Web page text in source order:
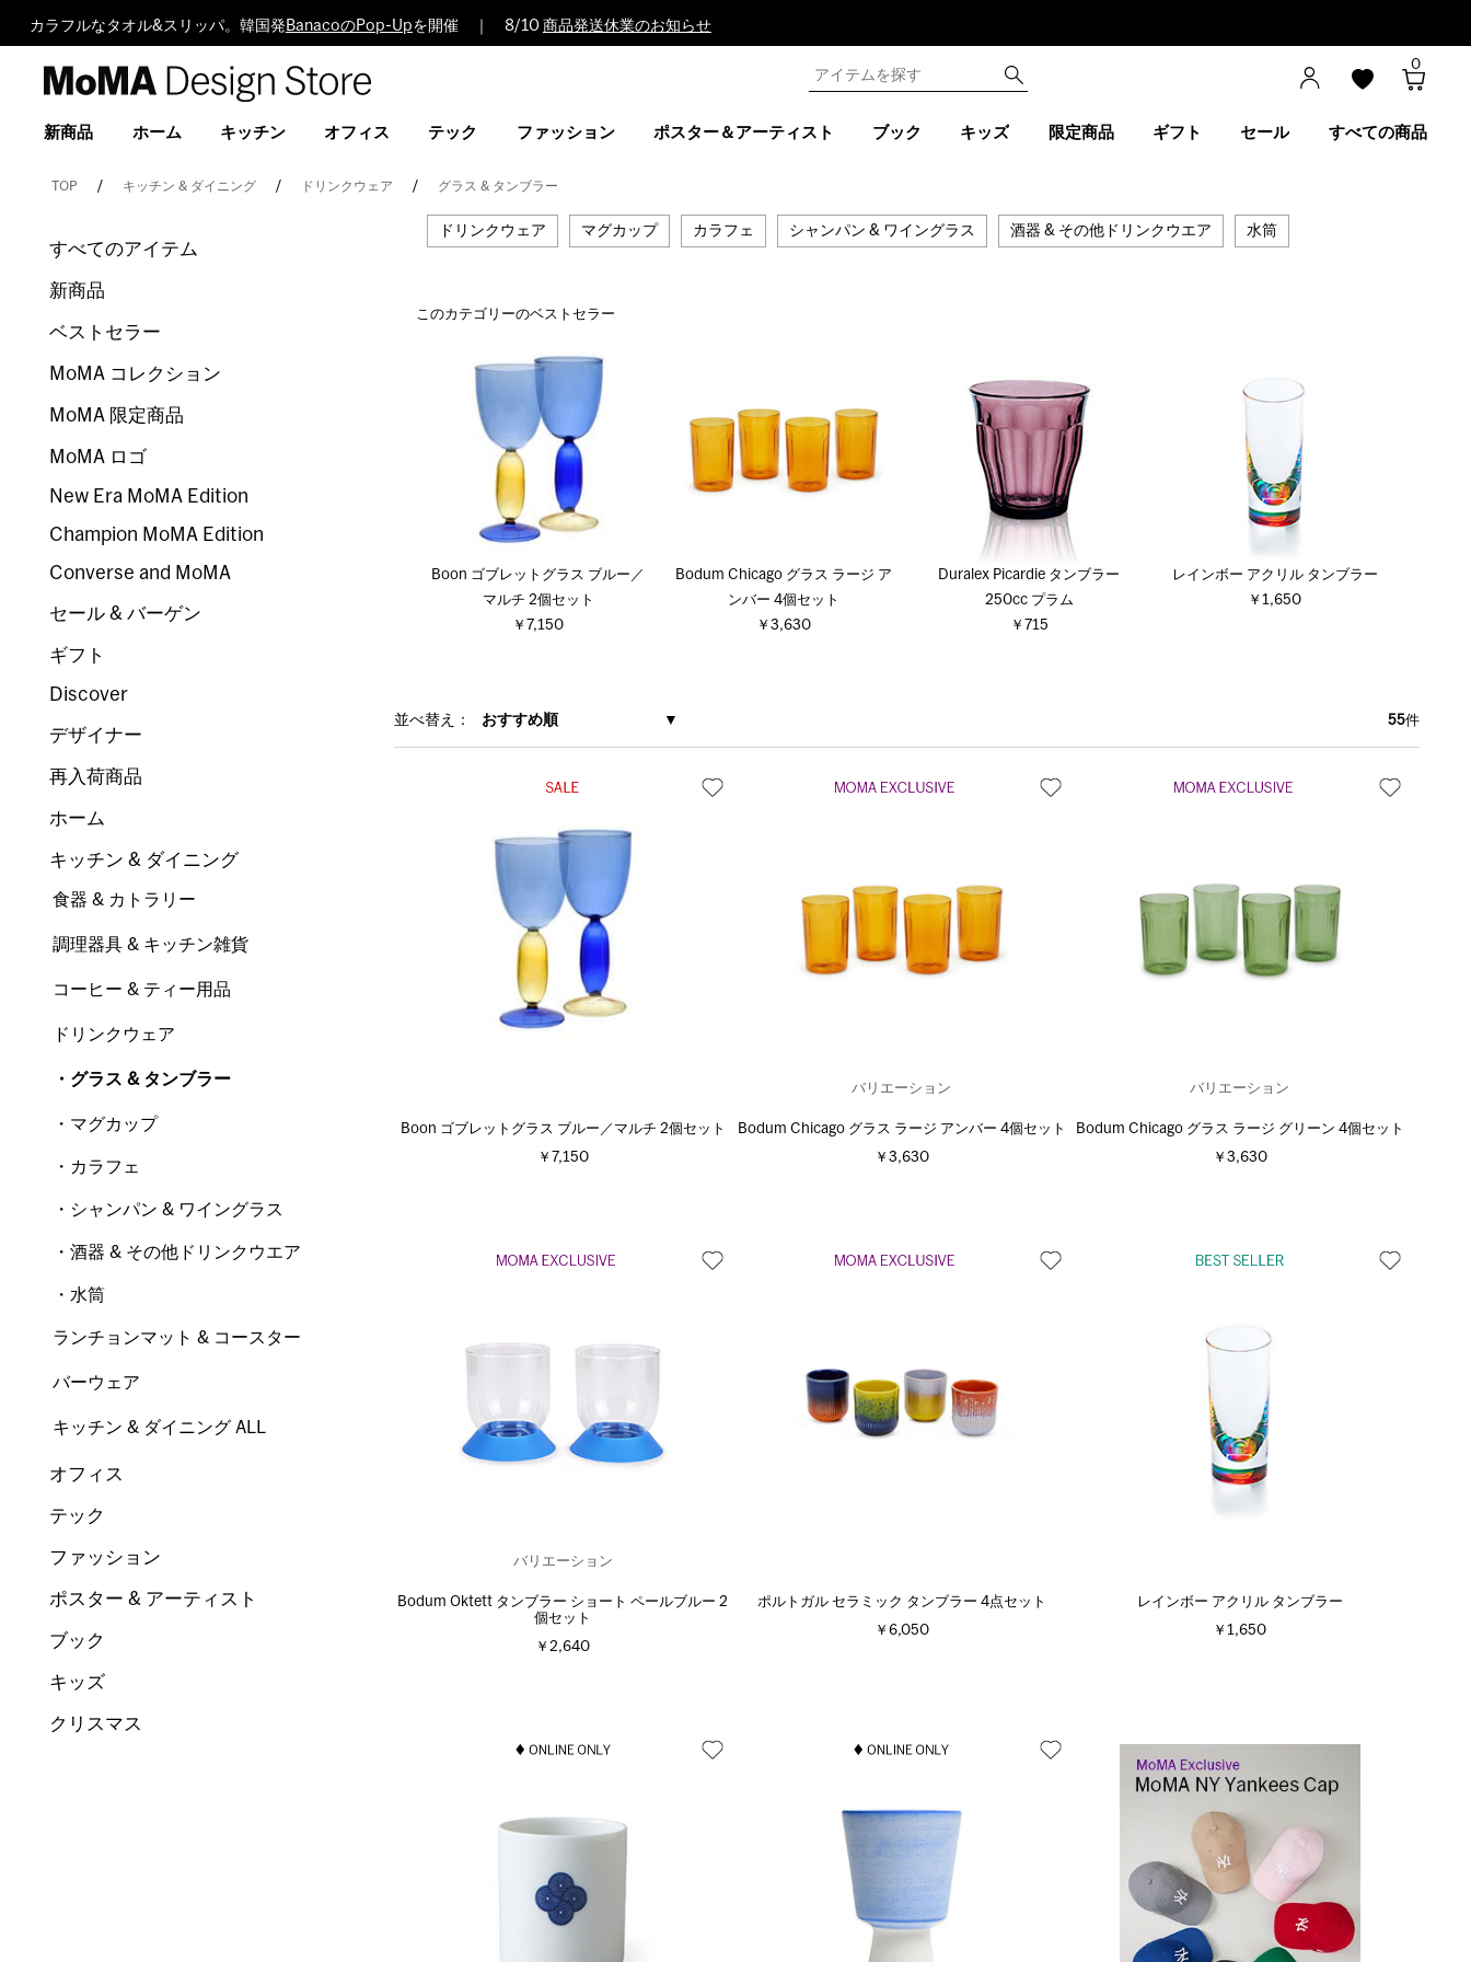
カラフルなタオル&スリッパ。韓国発 BanacoのPop-Upを開催 ｜ 8/10 商品発送休業のお知らせ
Design
0
新商品 ホーム キッチン オフィス テック ファッション ポスター＆アーティスト ブック キッズ 限定商品 ギフト セール すべての商品
TOP キッチン & ダイニング ドリンクウェア グラス & タンブラー
ドリンクウェア マグカップ カラフェ シャンパン & ワイングラス 酒器 & その他ドリンクウエア 水筒
このカテゴリーのベストセラー
Boon ゴブレットグラス ブルー／
マルチ 2個セット
￥7,150
Bodum Chicago グラス ラージ ア
ンバー 4個セット
￥3,630
Duralex Picardie タンブラー
250cc プラム
￥715
レインボー アクリル タンブラー
￥1,650
並べ替え： おすすめ順 55件
Boon ゴブレットグラス ブルー／マルチ 2個セット
￥7,150
バリエーション
Bodum Chicago グラス ラージ アンバー 4個セット
￥3,630
バリエーション
Bodum Chicago グラス ラージ グリーン 4個セット
￥3,630
バリエーション
Bodum Oktett タンブラー ショート ペールブルー 2
個セット
￥2,640
ポルトガル セラミック タンブラー 4点セット
￥6,050
レインボー アクリル タンブラー
￥1,650
すべてのアイテム
新商品
ベストセラー
MoMA コレクション
MoMA 限定商品
MoMA ロゴ
New Era MoMA Edition
Champion MoMA Edition
Converse and MoMA
セール & バーゲン
ギフト
Discover
デザイナー
再入荷商品
ホーム
キッチン & ダイニング
食器 & カトラリー
調理器具 & キッチン雑貨
コーヒー & ティー用品
ドリンクウェア
・グラス & タンブラー
・マグカップ
・カラフェ
・シャンパン & ワイングラス
・酒器 & その他ドリンクウエア
・水筒
ランチョンマット & コースター
バーウェア
キッチン & ダイニング ALL
オフィス
テック
ファッション
ポスター & アーティスト
ブック
キッズ
クリスマス